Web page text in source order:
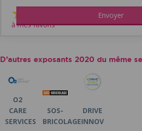
à mes favoris
Facebook
Twitter
D’autres exposants 2020 du même
O2
CARE
SERVICES
SOS-
BRICOLAGE
DRIVE
INNOV